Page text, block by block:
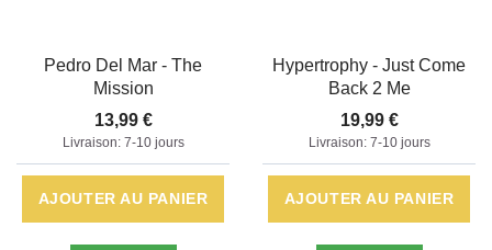
Pedro Del Mar - The
Mission
13,99 €
Livraison: 7-10 jours
AJOUTER AU PANIER
Hypertrophy - Just Come
Back 2 Me
19,99 €
Livraison: 7-10 jours
AJOUTER AU PANIER